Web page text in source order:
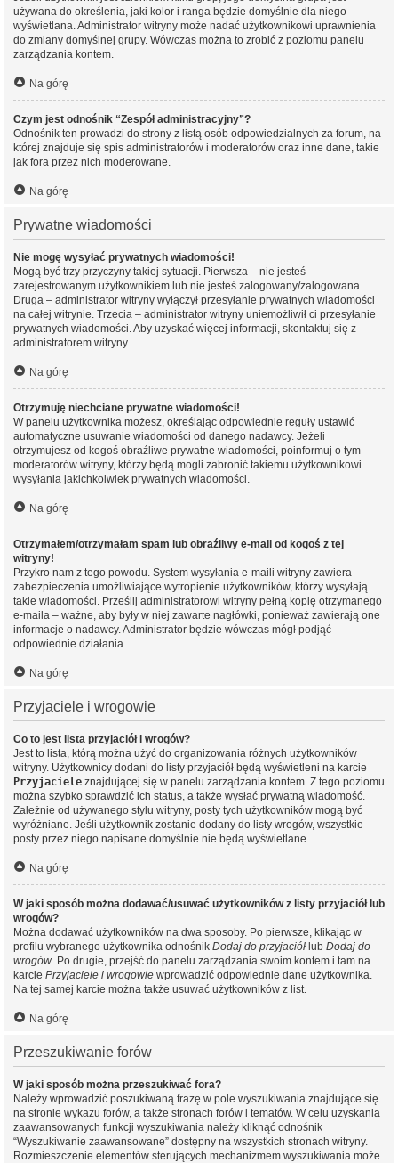
używana do określenia, jaki kolor i ranga będzie domyślnie dla niego
wyświetlana. Administrator witryny może nadać użytkownikowi uprawnienia
do zmiany domyślnej grupy. Wówczas można to zrobić z poziomu panelu
zarządzania kontem.
Na górę
Czym jest odnośnik “Zespół administracyjny”?
Odnośnik ten prowadzi do strony z listą osób odpowiedzialnych za forum, na
której znajduje się spis administratorów i moderatorów oraz inne dane, takie
jak fora przez nich moderowane.
Na górę
Prywatne wiadomości
Nie mogę wysyłać prywatnych wiadomości!
Mogą być trzy przyczyny takiej sytuacji. Pierwsza – nie jesteś
zarejestrowanym użytkownikiem lub nie jesteś zalogowany/zalogowana.
Druga – administrator witryny wyłączył przesyłanie prywatnych wiadomości
na całej witrynie. Trzecia – administrator witryny uniemożliwił ci przesyłanie
prywatnych wiadomości. Aby uzyskać więcej informacji, skontaktuj się z
administratorem witryny.
Na górę
Otrzymuję niechciane prywatne wiadomości!
W panelu użytkownika możesz, określając odpowiednie reguły ustawić
automatyczne usuwanie wiadomości od danego nadawcy. Jeżeli
otrzymujesz od kogoś obraźliwe prywatne wiadomości, poinformuj o tym
moderatorów witryny, którzy będą mogli zabronić takiemu użytkownikowi
wysyłania jakichkolwiek prywatnych wiadomości.
Na górę
Otrzymałem/otrzymałam spam lub obraźliwy e-mail od kogoś z tej
witryny!
Przykro nam z tego powodu. System wysyłania e-maili witryny zawiera
zabezpieczenia umożliwiające wytropienie użytkowników, którzy wysyłają
takie wiadomości. Prześlij administratorowi witryny pełną kopię otrzymanego
e-maila – ważne, aby były w niej zawarte nagłówki, ponieważ zawierają one
informacje o nadawcy. Administrator będzie wówczas mógł podjąć
odpowiednie działania.
Na górę
Przyjaciele i wrogowie
Co to jest lista przyjaciół i wrogów?
Jest to lista, którą można użyć do organizowania różnych użytkowników
witryny. Użytkownicy dodani do listy przyjaciół będą wyświetleni na karcie
Przyjaciele znajdującej się w panelu zarządzania kontem. Z tego poziomu
można szybko sprawdzić ich status, a także wysłać prywatną wiadomość.
Zależnie od używanego stylu witryny, posty tych użytkowników mogą być
wyróżniane. Jeśli użytkownik zostanie dodany do listy wrogów, wszystkie
posty przez niego napisane domyślnie nie będą wyświetlane.
Na górę
W jaki sposób można dodawać/usuwać użytkowników z listy przyjaciół lub
wrogów?
Można dodawać użytkowników na dwa sposoby. Po pierwsze, klikając w
profilu wybranego użytkownika odnośnik Dodaj do przyjaciół lub Dodaj do
wrogów. Po drugie, przejść do panelu zarządzania swoim kontem i tam na
karcie Przyjaciele i wrogowie wprowadzić odpowiednie dane użytkownika.
Na tej samej karcie można także usuwać użytkowników z list.
Na górę
Przeszukiwanie forów
W jaki sposób można przeszukiwać fora?
Należy wprowadzić poszukiwaną frazę w pole wyszukiwania znajdujące się
na stronie wykazu forów, a także stronach forów i tematów. W celu uzyskania
zaawansowanych funkcji wyszukiwania należy kliknąć odnośnik
“Wyszukiwanie zaawansowane” dostępny na wszystkich stronach witryny.
Rozmieszczenie elementów sterujących mechanizmem wyszukiwania może